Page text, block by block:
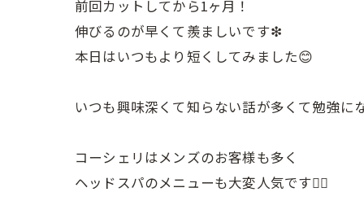
前回カットしてから1ヶ月！
伸びるのが早くて羨ましいです❇︎
本日はいつもより短くしてみました😊
いつも興味深くて知らない話が多くて勉強に
コーシェリはメンズのお客様も多く
ヘッドスパのメニューも大変人気です💆‍♂️